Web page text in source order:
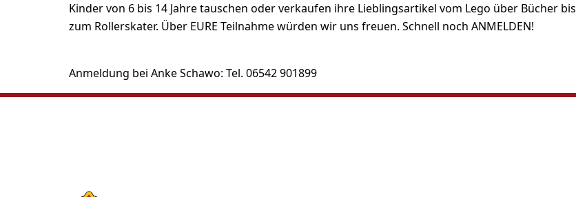
Kinder von 6 bis 14 Jahre tauschen oder verkaufen ihre Lieblingsartikel vom Lego über Bücher bis
zum Rollerskater. Über EURE Teilnahme würden wir uns freuen. Schnell noch ANMELDEN!
Anmeldung bei Anke Schawo: Tel. 06542 901899